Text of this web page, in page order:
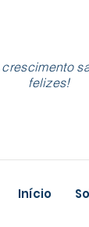
felizes!
Início